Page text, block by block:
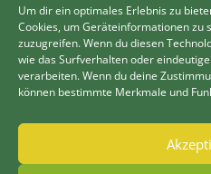
Um dir ein optimales Erlebnis zu
Cookies, um Geräteinformationen zu
zuzugreifen. Wenn du diesen
wie das Surfverhalten oder
verarbeiten. Wenn du deine
können bestimmte Merkmale und
Lyrik-Lesung mit
Ort:DGH Güttersbach
Beginn:UhrEnde ca.